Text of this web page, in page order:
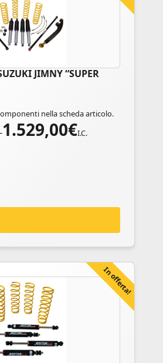
JIMNY “SUPER
nella scheda articolo.
-1.529,00€I.C.
In offerta!